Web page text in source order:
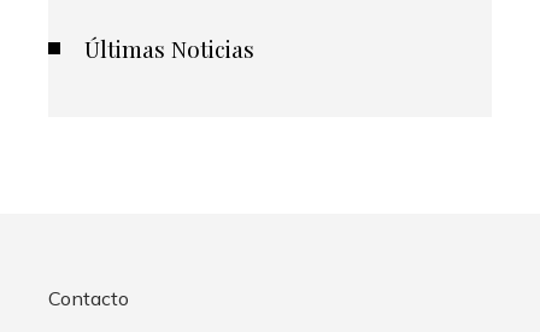
Últimas Noticias
Contacto